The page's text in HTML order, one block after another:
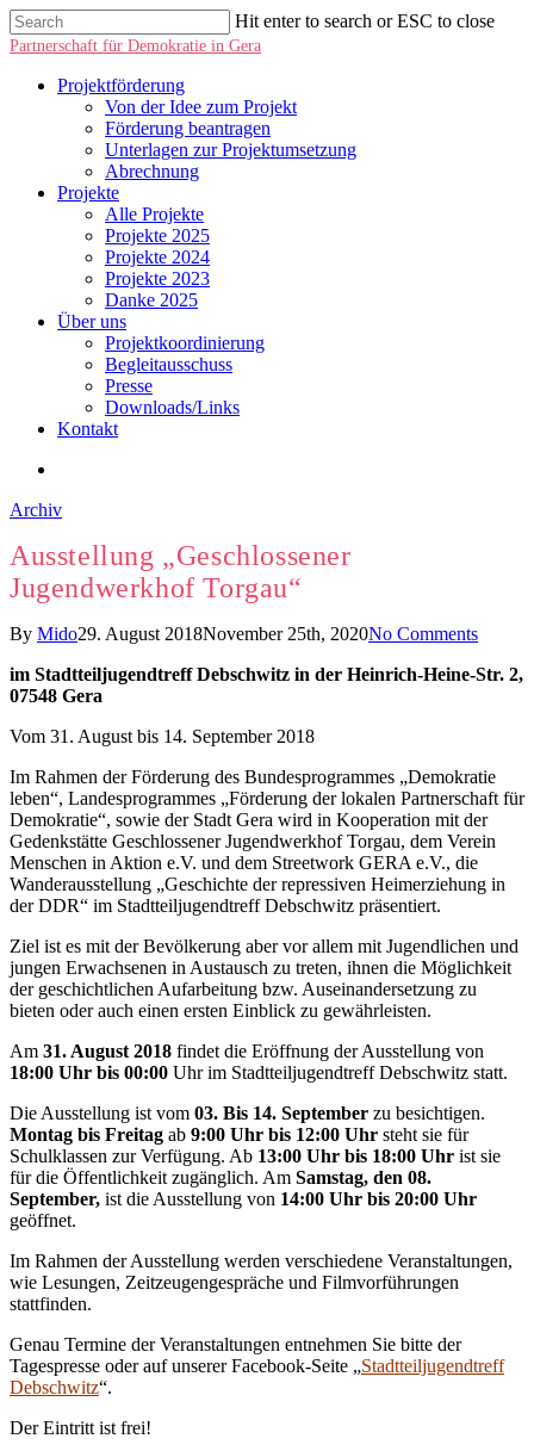
Hit enter to search or ESC to close
Partnerschaft für Demokratie in Gera
Projektförderung
Von der Idee zum Projekt
Förderung beantragen
Unterlagen zur Projektumsetzung
Abrechnung
Projekte
Alle Projekte
Projekte 2025
Projekte 2024
Projekte 2023
Danke 2025
Über uns
Projektkoordinierung
Begleitausschuss
Presse
Downloads/Links
Kontakt
Archiv
Ausstellung „Geschlossener
Jugendwerkhof Torgau“
By Mido29. August 2018November 25th, 2020No Comments
im Stadtteiljugendtreff Debschwitz in der Heinrich-Heine-Str. 2,
07548 Gera
Vom 31. August bis 14. September 2018
Im Rahmen der Förderung des Bundesprogrammes „Demokratie
leben“, Landesprogrammes „Förderung der lokalen Partnerschaft für
Demokratie“, sowie der Stadt Gera wird in Kooperation mit der
Gedenkstätte Geschlossener Jugendwerkhof Torgau, dem Verein
Menschen in Aktion e.V. und dem Streetwork GERA e.V., die
Wanderausstellung „Geschichte der repressiven Heimerziehung in
der DDR“ im Stadtteiljugendtreff Debschwitz präsentiert.
Ziel ist es mit der Bevölkerung aber vor allem mit Jugendlichen und
jungen Erwachsenen in Austausch zu treten, ihnen die Möglichkeit
der geschichtlichen Aufarbeitung bzw. Auseinandersetzung zu
bieten oder auch einen ersten Einblick zu gewährleisten.
Am 31. August 2018 findet die Eröffnung der Ausstellung von
18:00 Uhr bis 00:00 Uhr im Stadtteiljugendtreff Debschwitz statt.
Die Ausstellung ist vom 03. Bis 14. September zu besichtigen.
Montag bis Freitag ab 9:00 Uhr bis 12:00 Uhr steht sie für
Schulklassen zur Verfügung. Ab 13:00 Uhr bis 18:00 Uhr ist sie
für die Öffentlichkeit zugänglich. Am Samstag, den 08.
September, ist die Ausstellung von 14:00 Uhr bis 20:00 Uhr
geöffnet.
Im Rahmen der Ausstellung werden verschiedene Veranstaltungen,
wie Lesungen, Zeitzeugengespräche und Filmvorführungen
stattfinden.
Genau Termine der Veranstaltungen entnehmen Sie bitte der
Tagespresse oder auf unserer Facebook-Seite „Stadtteiljugendtreff
Debschwitz“.
Der Eintritt ist frei!